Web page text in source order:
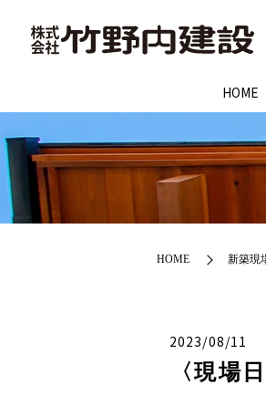
HOME
HOME 新築現
2023/08/11
〈現場